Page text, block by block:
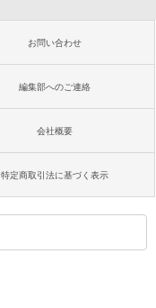
お問い合わせ
編集部へのご連絡
会社概要
特定商取引法に基づく表示